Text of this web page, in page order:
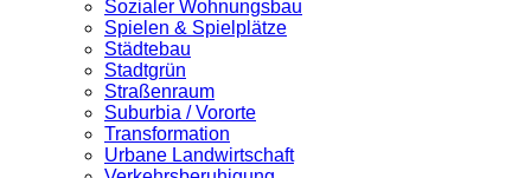
Sozialer Wohnungsbau
Spielen & Spielplätze
Städtebau
Stadtgrün
Straßenraum
Suburbia / Vororte
Transformation
Urbane Landwirtschaft